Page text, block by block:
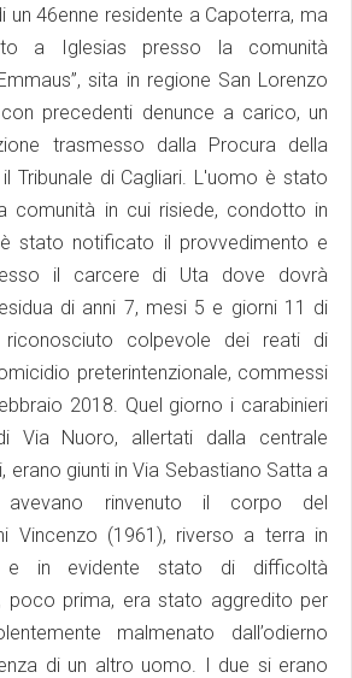
un 46enne residente a Capoterra, ma
a Iglesias presso la comunità
sita in regione San Lorenzo
precedenti denunce a carico, un
trasmesso dalla Procura della
Tribunale di Cagliari. L'uomo è stato
comunità in cui risiede, condotto in
stato notificato il provvedimento e
il carcere di Uta dove dovrà
di anni 7, mesi 5 e giorni 11 di
riconosciuto colpevole dei reati di
preterintenzionale, commessi
2018. Quel giorno i carabinieri
Via Nuoro, allertati dalla centrale
erano giunti in Via Sebastiano Satta a
avevano rinvenuto il corpo del
Vincenzo (1961), riverso a terra in
e in evidente stato di difficoltà
poco prima, era stato aggredito per
malmenato dall’odierno
di un altro uomo. I due si erano